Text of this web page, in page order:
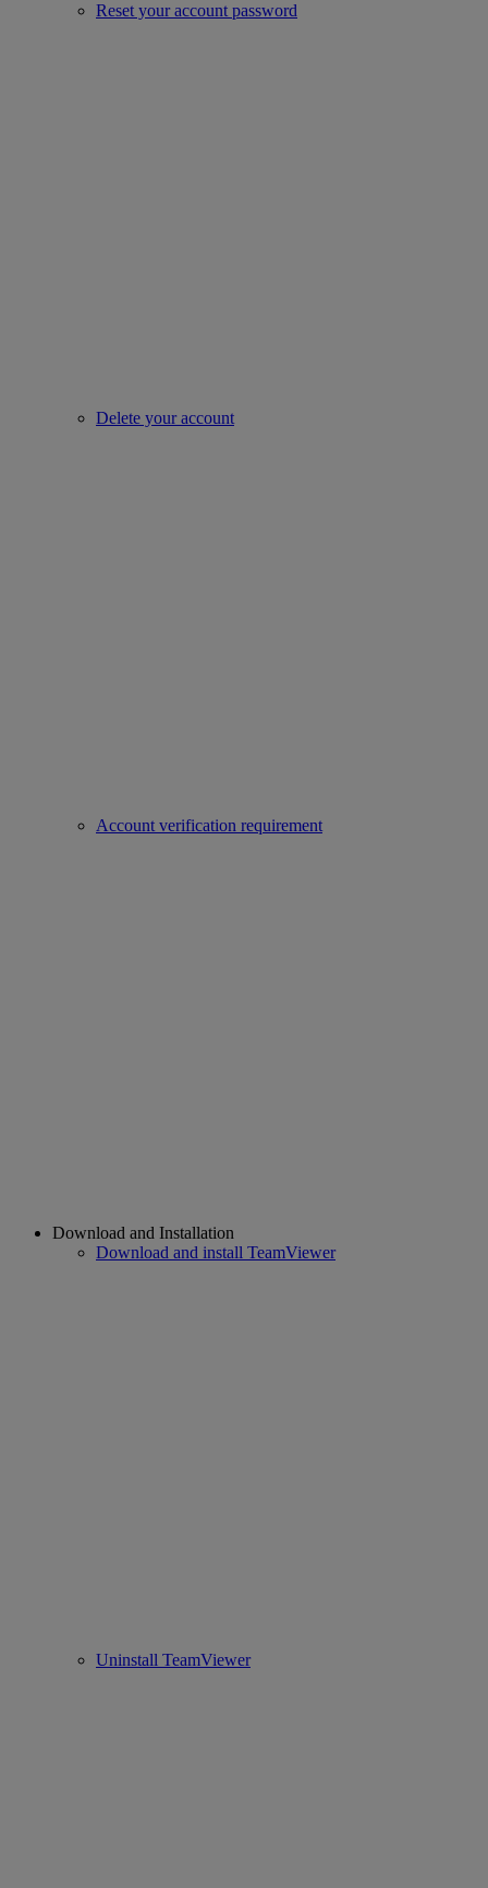
Reset your account password
Delete your account
Account verification requirement
Download and Installation
Download and install TeamViewer
Uninstall TeamViewer